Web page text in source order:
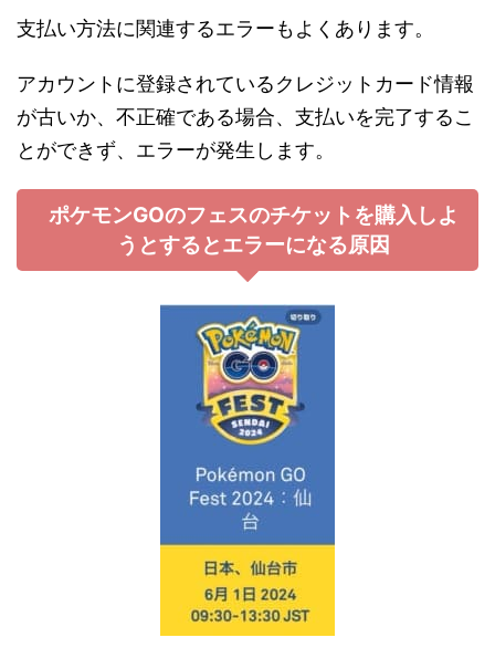
支払い方法に関連するエラーもよくあります。
アカウントに登録されているクレジットカード情報
が古いか、不正確である場合、支払いを完了するこ
とができず、エラーが発生します。
ポケモンGOのフェスのチケットを購入しよ
うとするとエラーになる原因